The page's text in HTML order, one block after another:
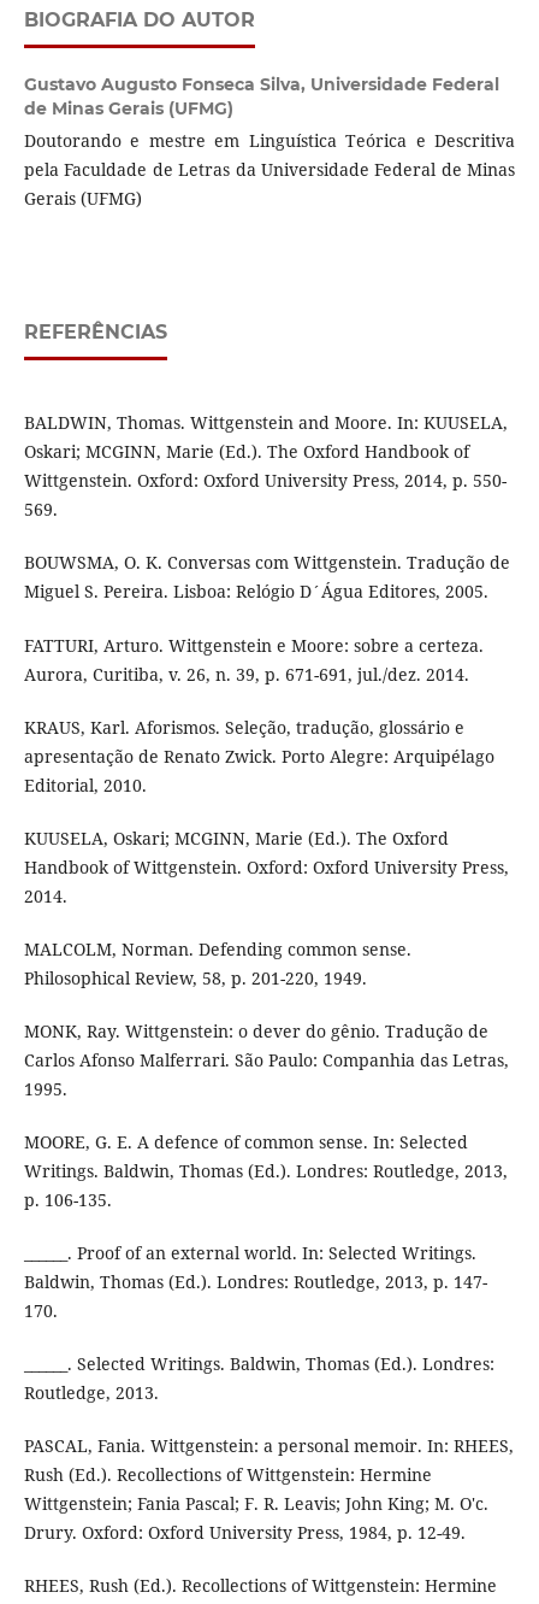
BIOGRAFIA DO AUTOR
Gustavo Augusto Fonseca Silva, Universidade Federal
de Minas Gerais (UFMG)
Doutorando e mestre em Linguística Teórica e Descritiva
pela Faculdade de Letras da Universidade Federal de Minas
Gerais (UFMG)
REFERÊNCIAS
BALDWIN, Thomas. Wittgenstein and Moore. In: KUUSELA,
Oskari; MCGINN, Marie (Ed.). The Oxford Handbook of
Wittgenstein. Oxford: Oxford University Press, 2014, p. 550-
569.
BOUWSMA, O. K. Conversas com Wittgenstein. Tradução de
Miguel S. Pereira. Lisboa: Relógio D´Água Editores, 2005.
FATTURI, Arturo. Wittgenstein e Moore: sobre a certeza.
Aurora, Curitiba, v. 26, n. 39, p. 671-691, jul./dez. 2014.
KRAUS, Karl. Aforismos. Seleção, tradução, glossário e
apresentação de Renato Zwick. Porto Alegre: Arquipélago
Editorial, 2010.
KUUSELA, Oskari; MCGINN, Marie (Ed.). The Oxford
Handbook of Wittgenstein. Oxford: Oxford University Press,
2014.
MALCOLM, Norman. Defending common sense.
Philosophical Review, 58, p. 201-220, 1949.
MONK, Ray. Wittgenstein: o dever do gênio. Tradução de
Carlos Afonso Malferrari. São Paulo: Companhia das Letras,
1995.
MOORE, G. E. A defence of common sense. In: Selected
Writings. Baldwin, Thomas (Ed.). Londres: Routledge, 2013,
p. 106-135.
______. Proof of an external world. In: Selected Writings.
Baldwin, Thomas (Ed.). Londres: Routledge, 2013, p. 147-
170.
______. Selected Writings. Baldwin, Thomas (Ed.). Londres:
Routledge, 2013.
PASCAL, Fania. Wittgenstein: a personal memoir. In: RHEES,
Rush (Ed.). Recollections of Wittgenstein: Hermine
Wittgenstein; Fania Pascal; F. R. Leavis; John King; M. O'c.
Drury. Oxford: Oxford University Press, 1984, p. 12-49.
RHEES, Rush (Ed.). Recollections of Wittgenstein: Hermine